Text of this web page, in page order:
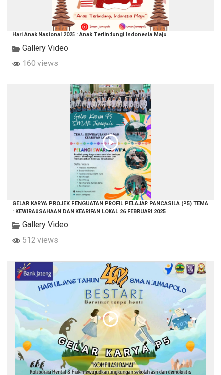
Hari Anak Nasional 2025 : Anak Terlindungi Indonesia Maju
Gallery Video
160 views
GELAR KARYA PROJEK PENGUATAN PROFIL PELAJAR PANCASILA (P5) TEMA
: KEWIRAUSAHAAN DAN KEARIFAN LOKAL 26 FEBRUARI 2025
Gallery Video
512 views